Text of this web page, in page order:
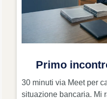
Primo
30 minuti via Meet per
situazione bancaria. Mi